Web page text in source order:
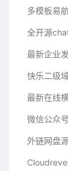
微信公众
外链网盘